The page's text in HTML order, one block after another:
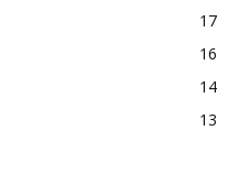
17
16
14
13